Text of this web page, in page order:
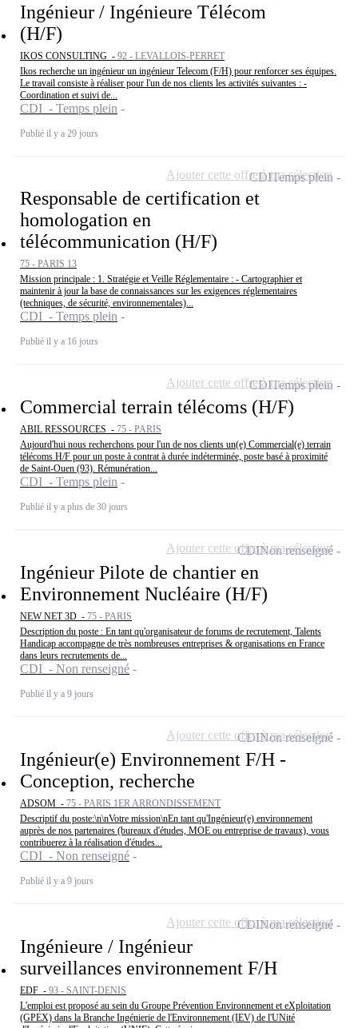
Ingénieur / Ingénieure Télécom
(H/F)
IKOS CONSULTING - 92 - LEVALLOIS-PERRET
Ikos recherche un ingénieur un ingénieur Telecom (F/H) pour renforcer ses équipes.
Le travail consiste à réaliser pour l'un de nos clients les activités suivantes : -
Coordination et suivi de...
CDI - Temps plein
Publié il y a 29 jours
Responsable de certification et
homologation en
télécommunication (H/F)
75 - PARIS 13
Mission principale : 1. Stratégie et Veille Réglementaire : - Cartographier et
maintenir à jour la base de connaissances sur les exigences réglementaires
(techniques, de sécurité, environnementales)...
CDI - Temps plein
Publié il y a 16 jours
CDITemps plein
Ajouter cette offre à ma sélection
Commercial terrain télécoms (H/F)
ABIL RESSOURCES - 75 - PARIS
Aujourd'hui nous recherchons pour l'un de nos clients un(e) Commercial(e) terrain
télécoms H/F pour un poste à contrat à durée indéterminée, poste basé à proximité
de Saint-Ouen (93). Rémunération...
CDI - Temps plein
Publié il y a plus de 30 jours
CDITemps plein
Ajouter cette offre à ma sélection
Ingénieur Pilote de chantier en
Environnement Nucléaire (H/F)
NEW NET 3D - 75 - PARIS
Description du poste : En tant qu'organisateur de forums de recrutement, Talents
Handicap accompagne de très nombreuses entreprises & organisations en France
dans leurs recrutements de...
CDI - Non renseigné
Publié il y a 9 jours
CDINon renseigné
Ajouter cette offre à ma sélection
Ingénieur(e) Environnement F/H -
Conception, recherche
ADSOM - 75 - PARIS 1ER ARRONDISSEMENT
Descriptif du poste:\n\nVotre mission\nEn tant qu'Ingénieur(e) environnement
auprès de nos partenaires (bureaux d'études, MOE ou entreprise de travaux), vous
contribuerez à la réalisation d'études...
CDI - Non renseigné
Publié il y a 9 jours
CDINon renseigné
Ajouter cette offre à ma sélection
Ingénieure / Ingénieur
surveillances environnement F/H
EDF - 93 - SAINT-DENIS
L'emploi est proposé au sein du Groupe Prévention Environnement et eXploitation
(GPEX) dans la Branche Ingénierie de l'Environnement (IEV) de l'UNité
CDINon renseigné
Ajouter cette offre à ma sélection